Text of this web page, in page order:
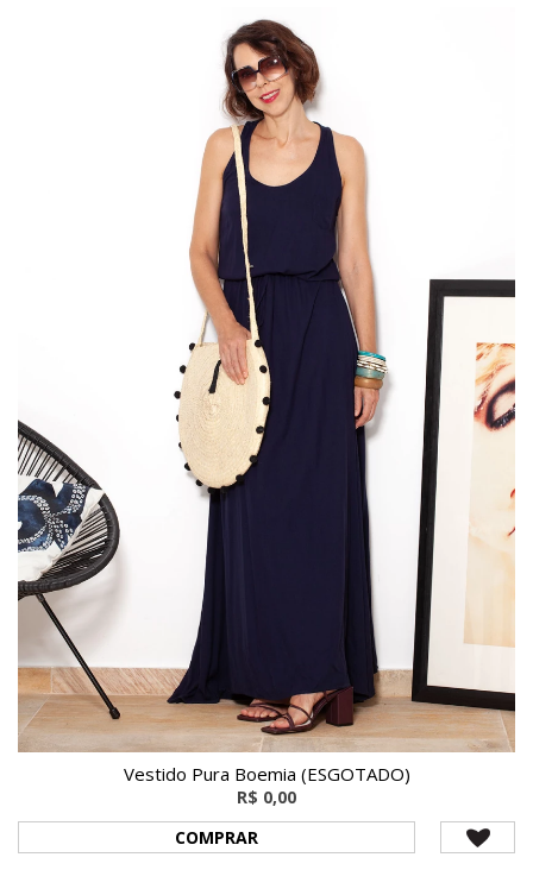
Vestido Pura Boemia (ESGOTADO)
R$ 0,00
COMPRAR